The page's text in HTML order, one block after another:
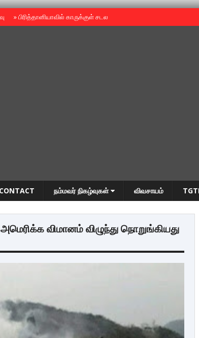
»பிரித்தானியாவில் காருக்குள் சடலம் -தமிழருடையதா ?
CONTACT நம்மவர் நிகழ்வுகள் விவசாயம்
விமானம் விழுந்து நொறுங்கியது